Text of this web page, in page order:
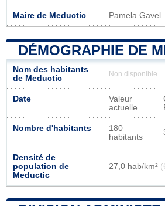
Maire de Meductic Pamela Gavel
DÉMOGRAPHIE DE
Nom des habitants
de Meductic
Non disponible
Date
Valeur
actuelle
Nombre d'habitants
180
habitants
Densité de
population de
Meductic
27,0 hab/km²